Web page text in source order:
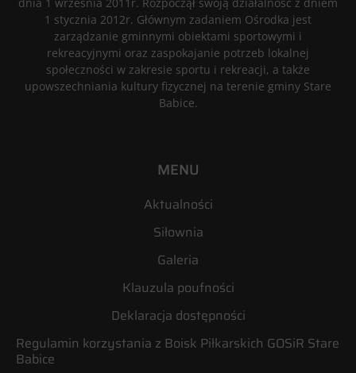
1 stycznia 2012r. Głównym zadaniem Ośrodka jest
zarządzanie gminnymi obiektami sportowymi i
rekreacyjnymi oraz zaspokajanie potrzeb lokalnej
społeczności w zakresie sportu i rekreacji, a także
upowszechniania kultury fizycznej na terenie gminy Stare
Babice.
MENU
Aktualności
Siłownia
Galeria
Klauzula poufności
Deklaracja dostępności
Regulamin korzystania z Boisk Piłkarskich GOSiR Stare
Babice